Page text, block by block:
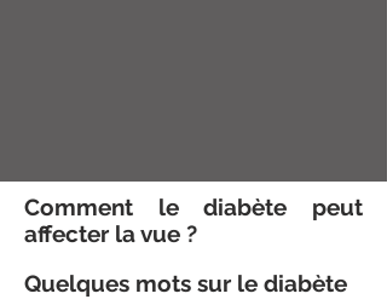
Comment le diabète peut
affecter la vue ?
Quelques mots sur le diabète